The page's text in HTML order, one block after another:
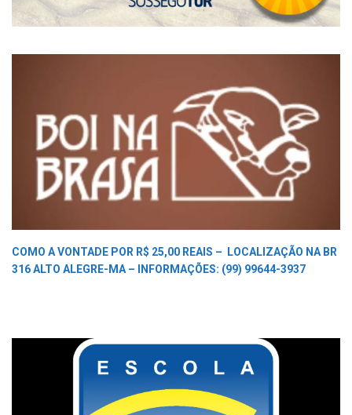
COMO A VONTADE POR R$ 25,00 REAIS –
LOCALIZAÇÃO NA BR
316 ALTO ALEGRE-MA –
INFORMAÇÕES: (99) 99644-3937